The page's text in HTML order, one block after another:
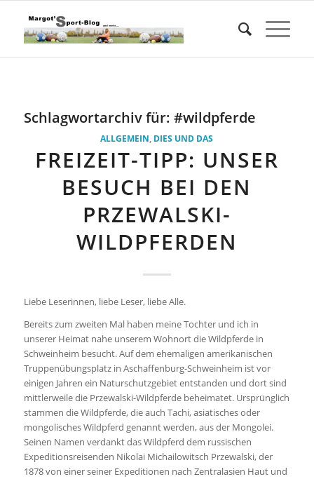
Schlagwortarchiv für: #wildpferde
ALLGEMEIN DIES UND DAS
FREIZEIT-TIPP: UNSER
BESUCH BEI DEN
PRZEWALSKI-
WILDPFERDEN
Liebe Leserinnen, liebe Leser, liebe Alle.
Bereits zum zweiten Mal haben meine Tochter und ich in
unserer Heimat nahe unserem Wohnort die Wildpferde in
Schweinheim besucht.Auf dem ehemaligen amerikanischen
Truppenübungsplatz in Aschaffenburg-Schweinheim ist vor
einigen Jahren ein Naturschutzgebiet entstanden und dort sind
mittlerweile diePrzewalski-Wildpferde beheimatet. Ursprünglich
stammen die Wildpferde, die auch Tachi, asiatisches oder
mongolisches Wildpferd genannt werden, aus der Mongolei.
Seinen Namen verdankt das Wildpferd dem russischen
Expeditionsreisenden Nikolai Michailowitsch Przewalski, der
1878 von einer seiner Expeditionen nach Zentralasien Haut und